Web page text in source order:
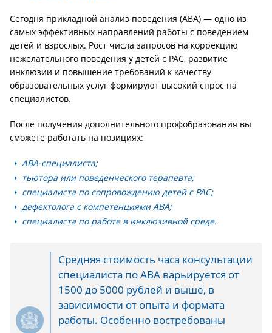
Сегодня прикладной анализ поведения (ABA) — одно из
самых эффективных направлений работы с поведением
детей и взрослых. Рост числа запросов на коррекцию
нежелательного поведения у детей с РАС, развитие
инклюзии и повышение требований к качеству
образовательных услуг формируют высокий спрос на
специалистов.
После получения дополнительного профобразования вы
сможете работать на позициях:
ABA-специалиста;
тьютора или поведенческого терапевта;
специалиста по сопровождению детей с РАС;
дефектолога с компетенциями ABA;
специалиста по работе в инклюзивной среде.
Средняя стоимость часа консультации
специалиста по ABA варьируется от
1500 до 5000 рублей и выше, в
зависимости от опыта и формата
работы. Особенно востребованы